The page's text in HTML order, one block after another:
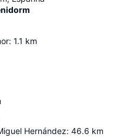
: 1.1 km
Hernández: 46.6 km